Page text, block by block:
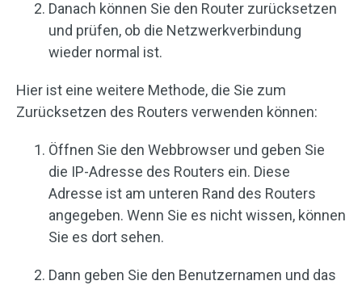
Danach können Sie den Router zurücksetzen
und prüfen, ob die Netzwerkverbindung
wieder normal ist.
Hier ist eine weitere Methode, die Sie zum
Zurücksetzen des Routers verwenden können:
Öffnen Sie den Webbrowser und geben Sie
die IP-Adresse des Routers ein. Diese
Adresse ist am unteren Rand des Routers
angegeben. Wenn Sie es nicht wissen, können
Sie es dort sehen.
Dann geben Sie den Benutzernamen und das